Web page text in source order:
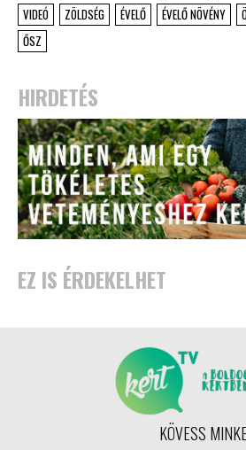
VIDEÓ
ZÖLDSÉG ÉVELŐ ÉVELŐ NÖVÉNY
ŐSZ
HIRDETÉS
EZ IS ÉRDEKELHET
KÖVESS